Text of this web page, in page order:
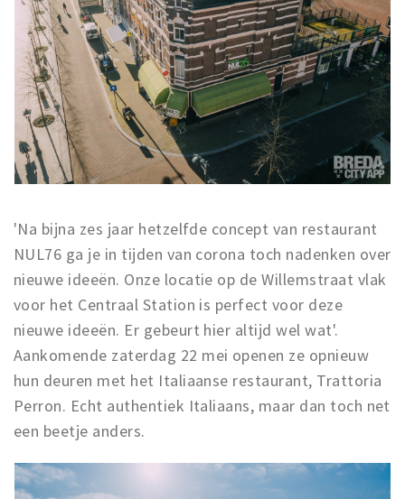
'Na bijna zes jaar hetzelfde concept van restaurant
NUL76 ga je in tijden van corona toch nadenken over
nieuwe ideeën. Onze locatie op de Willemstraat vlak
voor het Centraal Station is perfect voor deze
nieuwe ideeën. Er gebeurt hier altijd wel wat'.
Aankomende zaterdag 22 mei openen ze opnieuw
hun deuren met het Italiaanse restaurant, Trattoria
Perron. Echt authentiek Italiaans, maar dan toch net
een beetje anders.